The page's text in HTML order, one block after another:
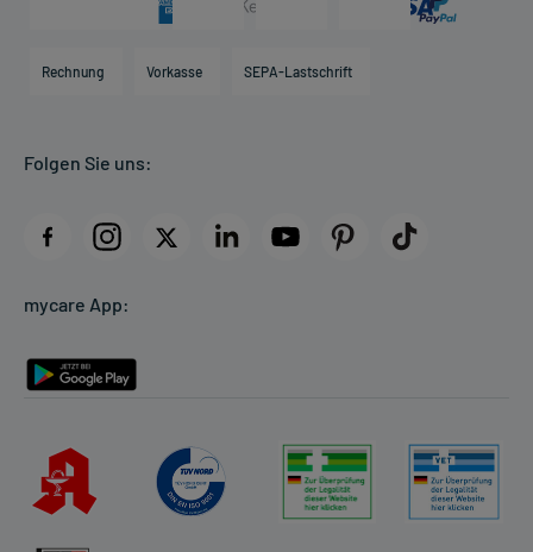
Direktabrechnung PKV
AGB
Datenschutz
Rückgabe/Widerruf
Rechnung Vorkasse SEPA-Lastschrift
Folgen Sie uns:
mycare App: